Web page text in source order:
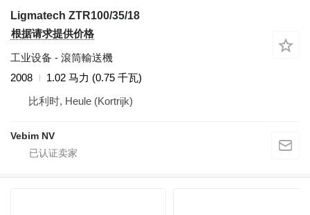
Ligmatech ZTR100/35/18
根据请求提供价格
工业设备 - 滾筒輸送機
2008
1.02 马力 (0.75 千瓦)
比利时, Heule (Kortrijk)
Vebim NV